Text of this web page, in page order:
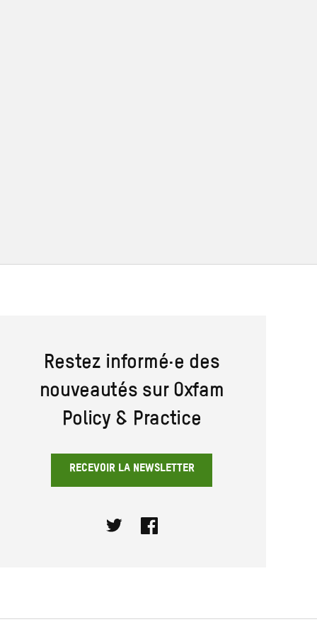
Restez informé·e des
nouveautés sur Oxfam
Policy & Practice
RECEVOIR LA NEWSLETTER